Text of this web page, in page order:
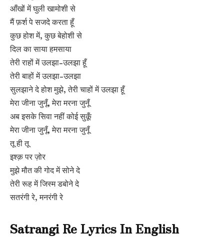
आँखों में घुली खामोशी से
मैं फ़र्श पे सजदे करता हूँ
कुछ होश में, कुछ बेहोशी से
दिल का साया हमसाया
तेरी राहों में उलझा-उलझा हूँ
तेरी बाहों में उलझा-उलझा
सुलझाने दे होश मुझे, तेरी चाहों में उलझा हूँ
मेरा जीना जुनूँ, मेरा मरना जुनूँ
अब इसके सिवा नहीं कोई सुकूँ
मेरा जीना जुनूँ, मेरा मरना जुनूँ
तू ही तू
इश्क़ पर ज़ोर
मुझे मौत की गोद में सोने दे
तेरी रूह में जिस्म डबोने दे
सतरंगी रे, मनरंगी रे
Satrangi Re Lyrics In English